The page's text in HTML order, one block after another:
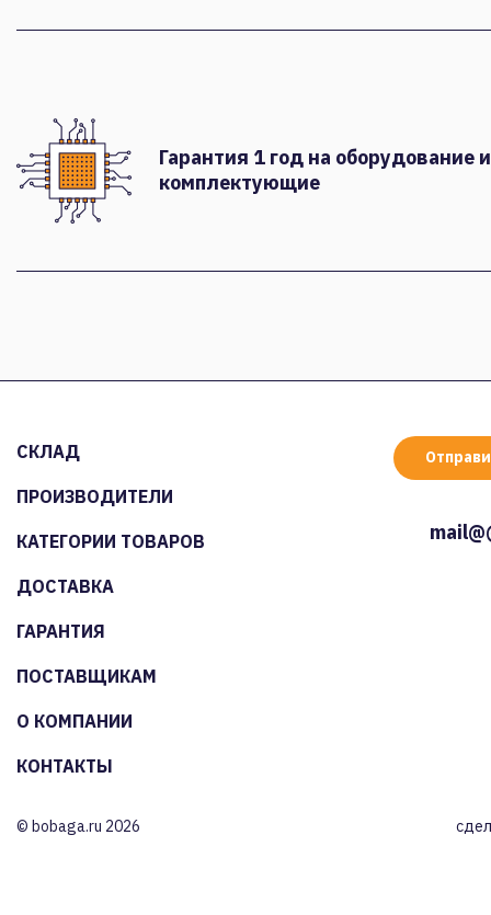
Гарантия 1 год на оборудование и
комплектующие
СКЛАД
ПРОИЗВОДИТЕЛИ
КАТЕГОРИИ ТОВАРОВ
ДОСТАВКА
ГАРАНТИЯ
ПОСТАВЩИКАМ
О КОМПАНИИ
КОНТАКТЫ
© bobaga.ru 2026